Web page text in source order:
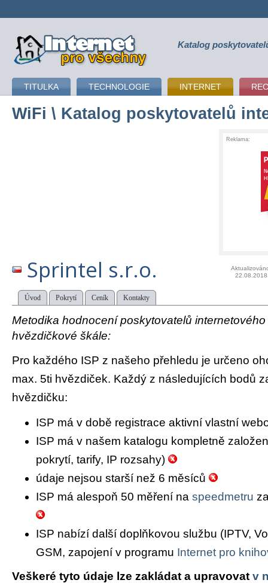
připojení k internetu Katalog
TITULKA TECHNOLOGIE INTERNET
WiFi \ Katalog poskytovatelů
Reklama:
Sprintel s.r.o.
22.08.2018
Úvod Pokrytí Ceník Kontakty
Metodika hodnocení poskytovatelů
hvězdičkové škále:
Pro každého ISP z našeho přehledu je určeno
max. 5ti hvězdiček. Každý z následujících bodů
hvězdičku:
ISP má v době registrace aktivní vlastní
ISP má v našem katalogu kompletně
pokrytí, tarify, IP rozsahy)
údaje nejsou starší než 6 měsíců
ISP má alespoň 50 měření na speedmetru
ISP nabízí další doplňkovou službu (IPTV,
GSM, zapojení v programu Internet pro
Veškeré tyto údaje lze zakládat a upravovat v